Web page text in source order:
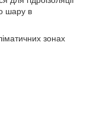
шару в
зонах